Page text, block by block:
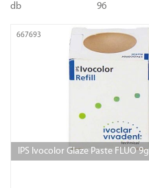
db
96
667693
IPS Ivocolor Glaze Paste FLUO 9g